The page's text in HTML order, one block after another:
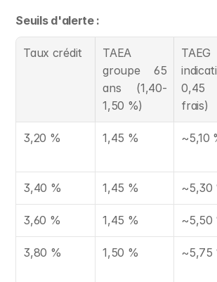
Seuils d'alerte :
Taux crédit
TAEA
groupe 65
ans (1,40-
1,50 %)
TAEG
frais)
3,20 % 1,45 % ~5,10
3,40 % 1,45 % ~5,30
3,60 % 1,45 % ~5,50
3,80 % 1,50 % ~5,75